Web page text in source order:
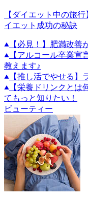
【ダイエット中の旅
イエット成功の秘訣
【必見！】肥満改善
【アルコール卒業
教えます♪
【推し活でやせる】
【栄養ドリンクと
てもっと知りたい！
ビューティー